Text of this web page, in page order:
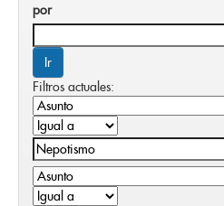
por
Filtros actuales: